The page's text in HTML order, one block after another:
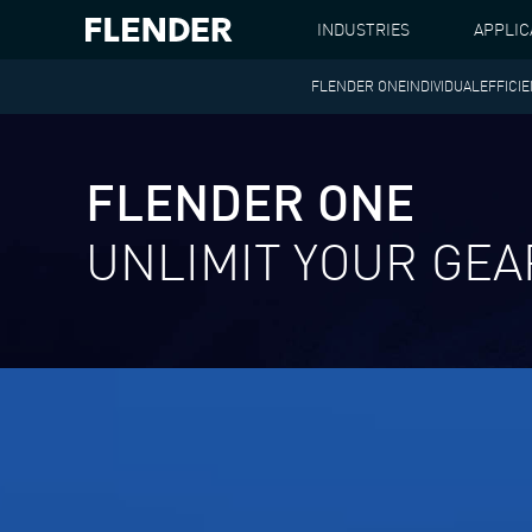
INDUSTRIES
FLENDER ONEINDIVIDUAL
FLENDER ONE | LA RÉVOLUTION
FLENDER ONE
UNLIMIT YOUR